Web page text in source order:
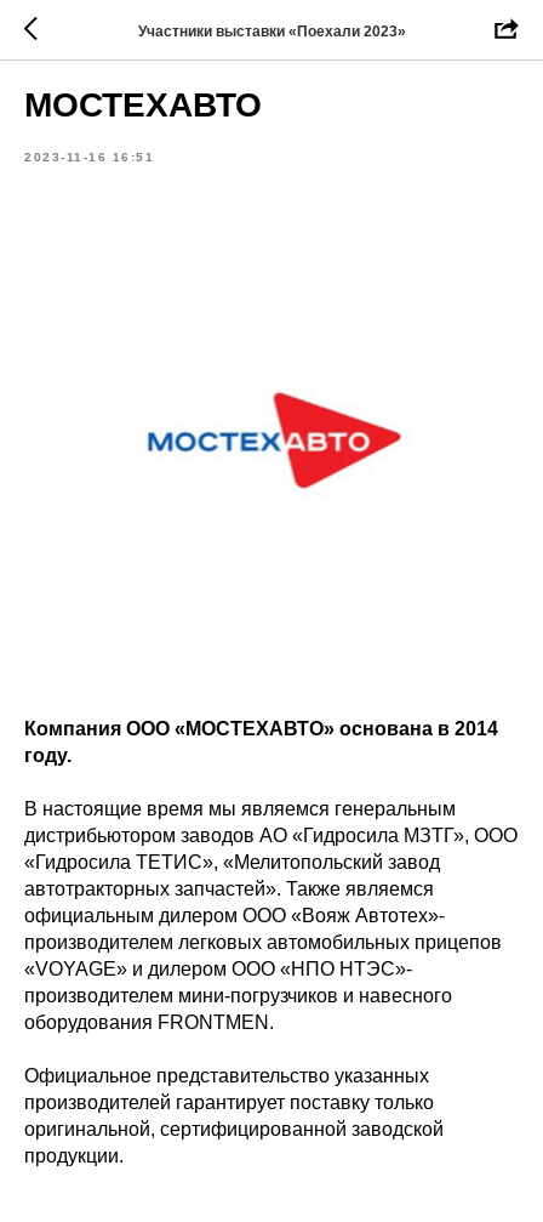
Участники выставки «Поехали 2023»
МОСТЕХАВТО
2023-11-16 16:51
Компания ООО «МОСТЕХАВТО» основана в 2014
году.
В настоящие время мы являемся генеральным
дистрибьютором заводов АО «Гидросила МЗТГ», ООО
«Гидросила ТЕТИС», «Мелитопольский завод
автотракторных запчастей». Также являемся
официальным дилером ООО «Вояж Автотех»-
производителем легковых автомобильных прицепов
«VOYAGE» и дилером ООО «НПО НТЭС»-
производителем мини-погрузчиков и навесного
оборудования FRONTMEN.
Официальное представительство указанных
производителей гарантирует поставку только
оригинальной, сертифицированной заводской
продукции.